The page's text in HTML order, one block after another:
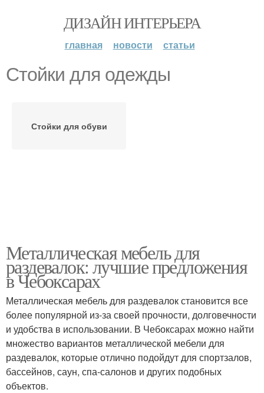
ДИЗАЙН ИНТЕРЬЕРА
главная новости статьи
Стойки для одежды
Стойки для обуви
Металлическая мебель для
раздевалок: лучшие предложения
в Чебоксарах
Металлическая мебель для раздевалок становится все
более популярной из-за своей прочности, долговечности
и удобства в использовании. В Чебоксарах можно найти
множество вариантов металлической мебели для
раздевалок, которые отлично подойдут для спортзалов,
бассейнов, саун, спа-салонов и других подобных
объектов.